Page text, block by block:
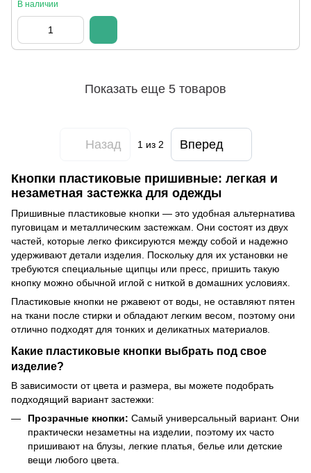
В наличии
Показать еще 5 товаров
Назад 1 из 2 Вперед
Кнопки пластиковые пришивные: легкая и
незаметная застежка для одежды
Пришивные пластиковые кнопки — это удобная альтернатива
пуговицам и металлическим застежкам. Они состоят из двух
частей, которые легко фиксируются между собой и надежно
удерживают детали изделия. Поскольку для их установки не
требуются специальные щипцы или пресс, пришить такую
кнопку можно обычной иглой с ниткой в домашних условиях.
Пластиковые кнопки не ржавеют от воды, не оставляют пятен
на ткани после стирки и обладают легким весом, поэтому они
отлично подходят для тонких и деликатных материалов.
Какие пластиковые кнопки выбрать под свое
изделие?
В зависимости от цвета и размера, вы можете подобрать
подходящий вариант застежки:
Прозрачные кнопки: Самый универсальный вариант. Они
практически незаметны на изделии, поэтому их часто
пришивают на блузы, легкие платья, белье или детские
вещи любого цвета.